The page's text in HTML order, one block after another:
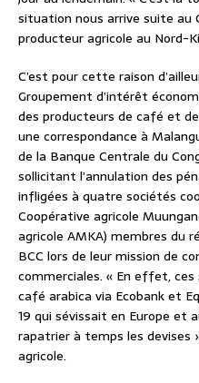
situation nous arrive suite au
producteur agricole au Nord-
C’est pour cette raison
Groupement d’intérêt
des producteurs de café et de
une correspondance à
de la Banque Centrale du
sollicitant l’annulation des
infligées à quatre sociétés
Coopérative agricole
agricole AMKA) membres du
BCC lors de leur mission de
commerciales. « En effet,
café arabica via Ecobank et
19 qui sévissait en Europe et
rapatrier à temps les
agricole.